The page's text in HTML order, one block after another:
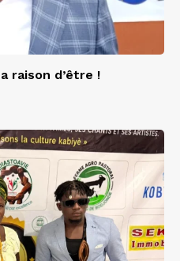
raison d’être !